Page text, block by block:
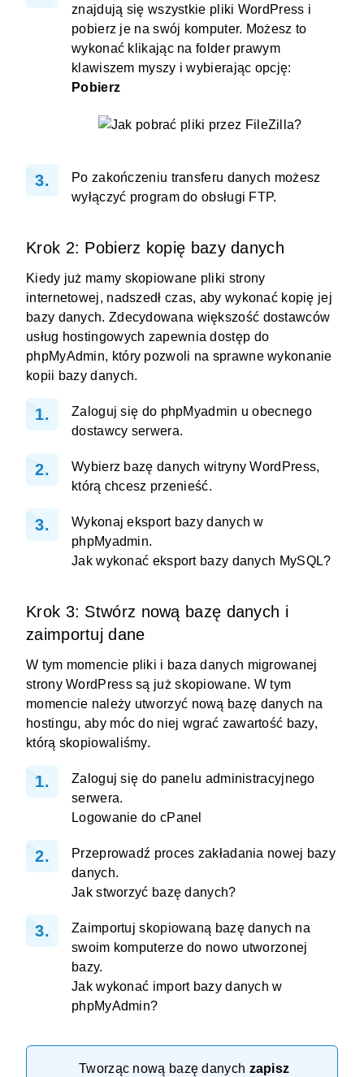
znajdują się wszystkie pliki WordPress i
pobierz je na swój komputer. Możesz to
wykonać klikając na folder prawym
klawiszem myszy i wybierając opcję:
Pobierz
Po zakończeniu transferu danych możesz
wyłączyć program do obsługi FTP.
Krok 2: Pobierz kopię bazy danych
Kiedy już mamy skopiowane pliki strony
internetowej, nadszedł czas, aby wykonać kopię jej
bazy danych. Zdecydowana większość dostawców
usług hostingowych zapewnia dostęp do
phpMyAdmin, który pozwoli na sprawne wykonanie
kopii bazy danych.
Zaloguj się do phpMyadmin u obecnego
dostawcy serwera.
Wybierz bazę danych witryny WordPress,
którą chcesz przenieść.
Wykonaj eksport bazy danych w
phpMyadmin.
Jak wykonać eksport bazy danych MySQL?
Krok 3: Stwórz nową bazę danych i
zaimportuj dane
W tym momencie pliki i baza danych migrowanej
stronyWordPresssą już skopiowane. W tym
momencie należy utworzyć nową bazę danych na
hostingu, aby móc do niej wgrać zawartość bazy,
którą skopiowaliśmy.
Zaloguj się do panelu administracyjnego
serwera.
Logowanie do cPanel
Przeprowadź proces zakładania nowej bazy
danych.
Jak stworzyć bazę danych?
Zaimportuj skopiowaną bazę danych na
swoim komputerze do nowo utworzonej
bazy.
Jak wykonać import bazy danych w
phpMyAdmin?
Tworząc nową bazę danych zapisz